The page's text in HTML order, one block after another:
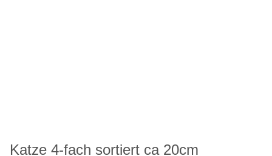
Katze 4-fach sortiert ca 20cm